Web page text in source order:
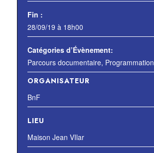
Fin :
28/09/19 à 18h00
Catégories d’Évènement:
Parcours documentaire, Programmation
ORGANISATEUR
BnF
LIEU
Maison Jean VIlar